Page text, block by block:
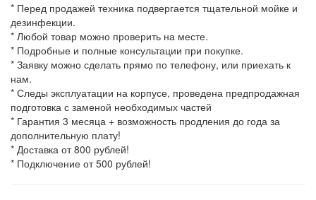
* Перед продажей техника подвергается тщательной мойке и
дезинфекции.
* Любой товар можно проверить на месте.
* Подробные и полные консультации при покупке.
* Заявку можно сделать прямо по телефону, или приехать к
нам.
* Следы эксплуатации на корпусе, проведена предпродажная
подготовка с заменой необходимых частей
* Гарантия 3 месяца + возможность продления до года за
дополнительную плату!
* Доставка от 800 рублей!
* Подключение от 500 рублей!